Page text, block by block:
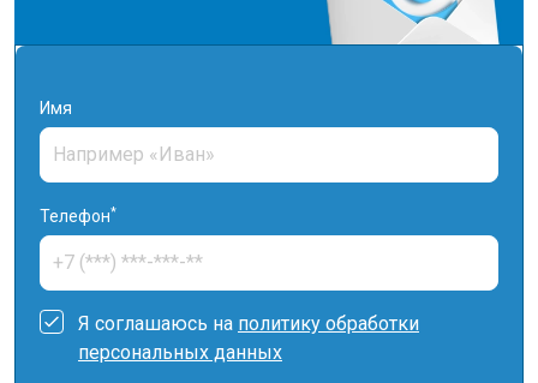
Имя
Телефон*
Я соглашаюсь на политику обработки
персональных данных